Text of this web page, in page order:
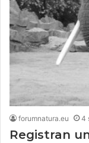
forumnatura.eu 4
Registran